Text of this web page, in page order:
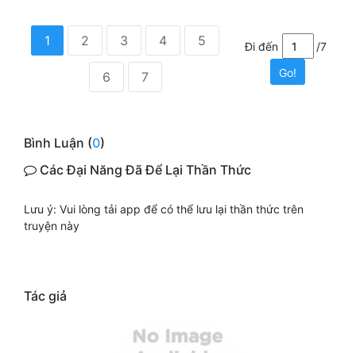
1 2 3 4 5
6 7
Đi đến
/7
Go!
Bình Luận (0)
Các Đại Năng Đã Để Lại Thần Thức
Lưu ý: Vui lòng tải app để có thể lưu lại thần thức trên
truyện này
Tác giả